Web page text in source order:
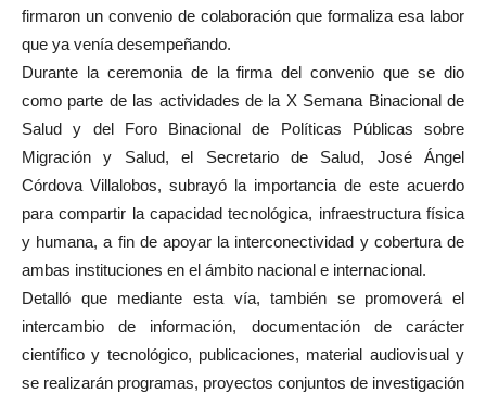
firmaron un convenio de colaboración que formaliza esa labor
que ya venía desempeñando.
Durante la ceremonia de la firma del convenio que se dio
como parte de las actividades de la X Semana Binacional de
Salud y del Foro Binacional de Políticas Públicas sobre
Migración y Salud, el Secretario de Salud, José Ángel
Córdova Villalobos, subrayó la importancia de este acuerdo
para compartir la capacidad tecnológica, infraestructura física
y humana, a fin de apoyar la interconectividad y cobertura de
ambas instituciones en el ámbito nacional e internacional.
Detalló que mediante esta vía, también se promoverá el
intercambio de información, documentación de carácter
científico y tecnológico, publicaciones, material audiovisual y
se realizarán programas, proyectos conjuntos de investigación